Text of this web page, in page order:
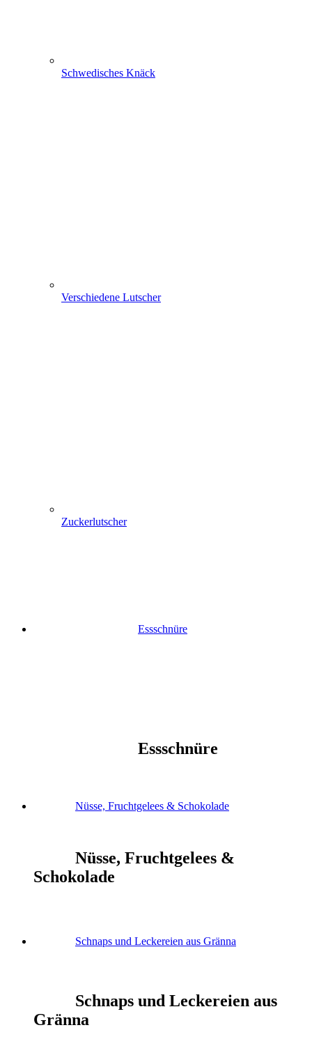
Schwedisches Knäck
Verschiedene Lutscher
Zuckerlutscher
Essschnüre
Essschnüre
Nüsse, Fruchtgelees & Schokolade
Nüsse, Fruchtgelees &
Schokolade
Schnaps und Leckereien aus Gränna
Schnaps und Leckereien aus
Gränna